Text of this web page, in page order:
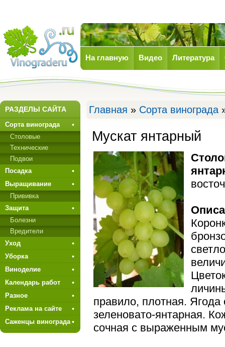
Виноград
На главную Видео Литература
Главная » Сорта винограда
Мускат янтарный
правило, плотная. Ягода
зеленовато-янтарная.
сочная с выраженным
РАЗДЕЛЫ САЙТА
Сорта винограда
Столовые
Технические
Подвои
Посадка
Выращивание
Прививкa
Защита
Болезни
Вредители
Уход
Уборка
Виноделие
Календарь работ
Разное
Реклама на сайте
Саженцы винограда